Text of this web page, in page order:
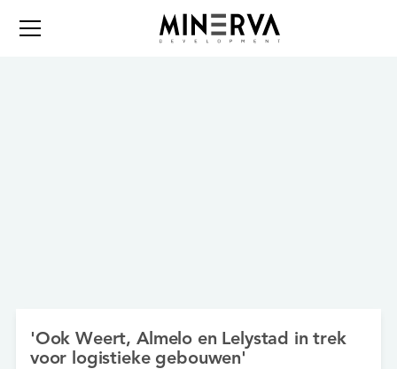
'Ook Weert, Almelo en Lelystad in trek
voor logistieke gebouwen'